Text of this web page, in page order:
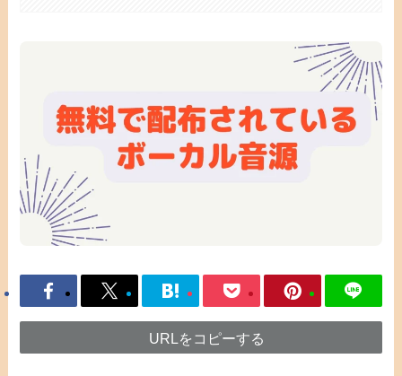
URLをコピーする